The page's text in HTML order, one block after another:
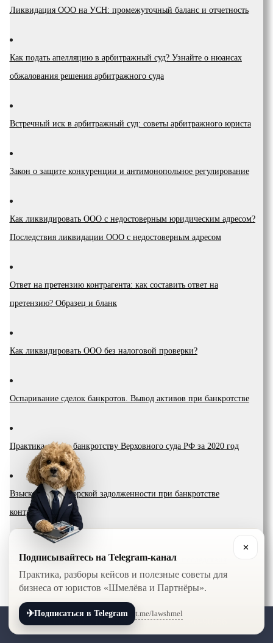
Ликвидация ООО на УСН: промежуточный баланс и отчетность
Как подать апелляцию в арбитражный суд? Узнайте о нюансах
обжалования решения арбитражного суда
Встречный иск в арбитражный суд: советы арбитражного юриста
Закон о защите конкуренции и антимонопольное регулирование
Как ликвидировать ООО с недостоверным юридическим адресом?
Последствия ликвидации ООО с недостоверным адресом
Ответ на претензию контрагента: как составить ответ на
претензию? Образец и бланк
Как ликвидировать ООО без налоговой проверки?
Оспаривание сделок банкротов. Вывод активов при банкротстве
Практика дел по банкротству Верховного суда РФ за 2020 год
Взыскание дебиторской задолженности при банкротстве
контрагента
Банкротство компании: условия, процедура и последствия
Апелляционный арбитражный суд: услуги юристов и порядок
рассмотрения дел
✕
Подписывайтесь на Telegram-канал
Практика, разборы кейсов и полезные советы для
бизнеса от юристов «Шмелёва и Партнёры».
✈Подписаться в Telegram t.me/lawshmel
+7 (800) 201-56-52 +7 (8452) 30-90-56